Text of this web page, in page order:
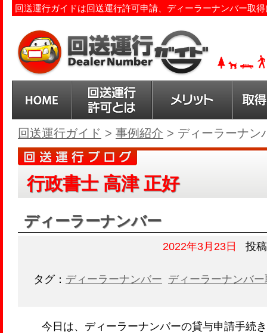
回送運行ガイドは回送運行許可申請、ディーラーナンバー取
回送運行ガイド > 事例紹介 > ディーラーナン
行政書士 高津 正好
ディーラーナンバー
2022年3月23日 投
タグ： ディーラーナンバー ディーラーナンバ
今日は、ディーラーナンバーの貸与申請手続